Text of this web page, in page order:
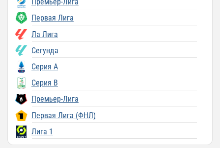
Первая Лига
Ла Лига
Сегунда
Серия A
Серия B
Премьер-Лига
Первая Лига (ФНЛ)
Лига 1